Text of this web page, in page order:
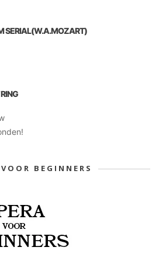
SERIAL(W.A.MOZART)
BEGINNERS